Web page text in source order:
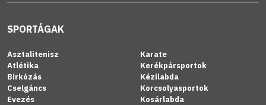
SPORTÁGAK
Asztalitenisz
Atlétika
Birkózás
Cselgáncs
Evezés
Karate
Kerékpársportok
Kézilabda
Korcsolyasportok
Kosárlabda